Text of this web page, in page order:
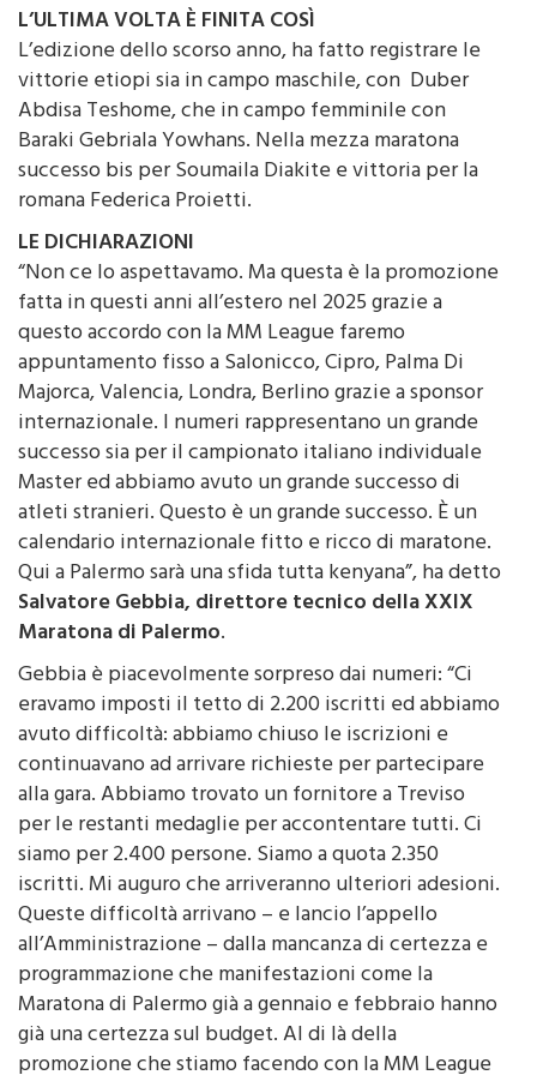
L’ULTIMA VOLTA È FINITA COSÌ
L’edizione dello scorso anno, ha fatto registrare le
vittorie etiopi sia in campo maschile, con Duber
Abdisa Teshome, che in campo femminile con
Baraki Gebriala Yowhans. Nella mezza maratona
successo bis per Soumaila Diakite e vittoria per la
romana Federica Proietti.
LE DICHIARAZIONI
“Non ce lo aspettavamo. Ma questa è la promozione
fatta in questi anni all’estero nel 2025 grazie a
questo accordo con la MM League faremo
appuntamento fisso a Salonicco, Cipro, Palma Di
Majorca, Valencia, Londra, Berlino grazie a sponsor
internazionale. I numeri rappresentano un grande
successo sia per il campionato italiano individuale
Master ed abbiamo avuto un grande successo di
atleti stranieri. Questo è un grande successo. È un
calendario internazionale fitto e ricco di maratone.
Qui a Palermo sarà una sfida tutta kenyana”, ha detto
Salvatore Gebbia, direttore tecnico della XXIX
Maratona di Palermo.
Gebbia è piacevolmente sorpreso dai numeri: “Ci
eravamo imposti il tetto di 2.200 iscritti ed abbiamo
avuto difficoltà: abbiamo chiuso le iscrizioni e
continuavano ad arrivare richieste per partecipare
alla gara. Abbiamo trovato un fornitore a Treviso
per le restanti medaglie per accontentare tutti. Ci
siamo per 2.400 persone. Siamo a quota 2.350
iscritti. Mi auguro che arriveranno ulteriori adesioni.
Queste difficoltà arrivano – e lancio l’appello
all’Amministrazione – dalla mancanza di certezza e
programmazione che manifestazioni come la
Maratona di Palermo già a gennaio e febbraio hanno
già una certezza sul budget. Al di là della